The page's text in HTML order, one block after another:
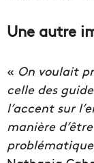
Une autre
« On voulait
celle des
l’accent sur
manière